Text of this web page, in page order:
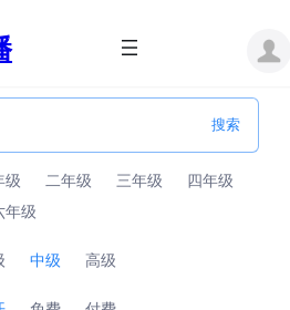
级 二年级 三年级
四年级
年级
中级 高级